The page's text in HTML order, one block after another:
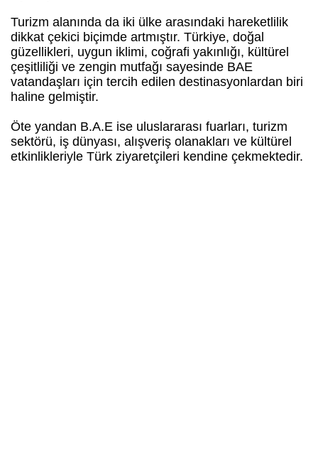
Turizm alanında da iki ülke arasındaki hareketlilik
dikkat çekici biçimde artmıştır. Türkiye, doğal
güzellikleri, uygun iklimi, coğrafi yakınlığı, kültürel
çeşitliliği ve zengin mutfağı sayesinde BAE
vatandaşları için tercih edilen destinasyonlardan biri
haline gelmiştir.
Öte yandan B.A.E ise uluslararası fuarları, turizm
sektörü, iş dünyası, alışveriş olanakları ve kültürel
etkinlikleriyle Türk ziyaretçileri kendine çekmektedir.